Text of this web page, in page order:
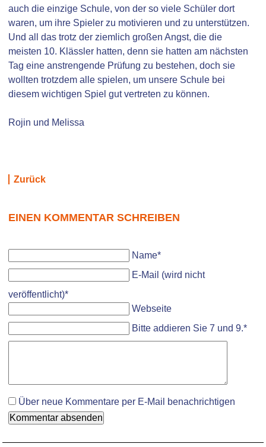
auch die einzige Schule, von der so viele Schüler dort
waren, um ihre Spieler zu motivieren und zu unterstützen.
Und all das trotz der ziemlich großen Angst, die die
meisten 10. Klässler hatten, denn sie hatten am nächsten
Tag eine anstrengende Prüfung zu bestehen, doch sie
wollten trotzdem alle spielen, um unsere Schule bei
diesem wichtigen Spiel gut vertreten zu können.
Rojin und Melissa
Zurück
EINEN KOMMENTAR SCHREIBEN
Pflichtfeld
Name*
Pflichtfeld
E-Mail (wird nicht
veröffentlicht)*
Webseite
Bitte addieren Sie 7 und 9.*
Über neue Kommentare per E-Mail benachrichtigen